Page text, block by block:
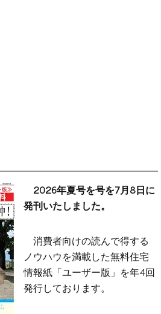
2026年夏号を号を7月8日に
発刊いたしました。
消費者向けの読んで得する
ノウハウを満載した無料住宅
情報紙「ユーザー版」を年4回
発行しております。